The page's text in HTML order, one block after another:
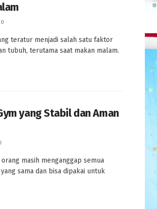
0
teratur menjadi salah satu faktor
tubuh, terutama saat makan malam.
yang Stabil dan Aman
masih menganggap semua
sama dan bisa dipakai untuk